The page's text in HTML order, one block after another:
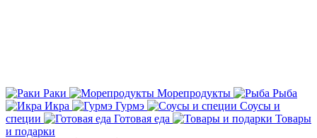
Раки Морепродукты
Рыба
Икра
Гурмэ
Соусы и
специи
Готовая еда
Товары
и подарки